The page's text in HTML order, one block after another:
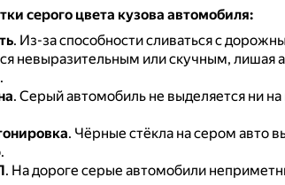
серого цвета кузова автомобиля:
. Из-за способности сливаться с
невыразительным или скучным, лишая
. Серый автомобиль не выделяется ни на
. Чёрные стёкла на сером авто
. На дороге серые автомобили